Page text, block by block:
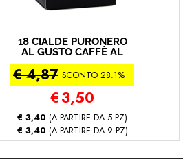
18 CIALDE PURONERO
AL GUSTO CAFFÈ AL
GINSENG 126 GR (18
cialda caffè - ginseng)
€ 4,87 SCONTO 28.1%
€3,50
€ 3,40 (A PARTIRE DA 5 PZ)
€ 3,40 (A PARTIRE DA 9 PZ)